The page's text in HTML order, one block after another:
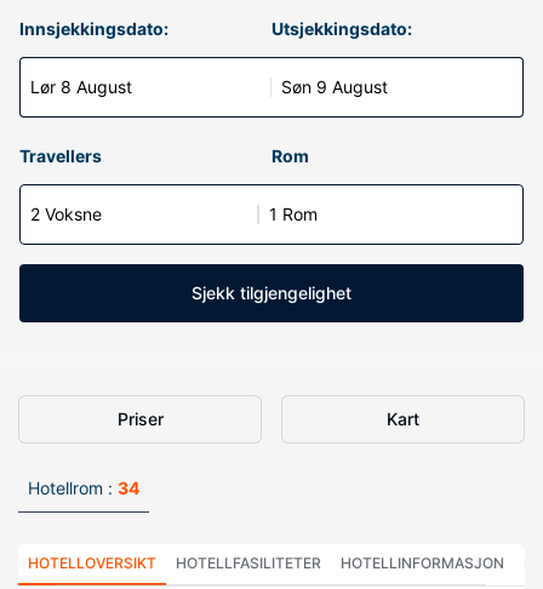
Innsjekkingsdato:
Lør 8 August
Utsjekkingsdato:
Søn 9 August
Travellers Rom
2 Voksne 1 Rom
Sjekk tilgjengelighet
Priser Kart
Hotellrom : 34
HOTELLOVERSIKT HOTELLFASILITETER HOTELLINFORMASJON